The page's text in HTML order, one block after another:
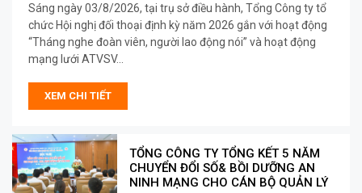
Sáng ngày 03/8/2026, tại trụ sở điều hành, Tổng Công ty tổ
chức Hội nghị đối thoại định kỳ năm 2026 gắn với hoạt động
“Tháng nghe đoàn viên, người lao động nói” và hoạt động
mạng lưới ATVSV...
XEM CHI TIẾT
TỔNG CÔNG TY TỔNG KẾT 5 NĂM
CHUYỂN ĐỔI SỐ& BỒI DƯỠNG AN
NINH MẠNG CHO CÁN BỘ QUẢN LÝ